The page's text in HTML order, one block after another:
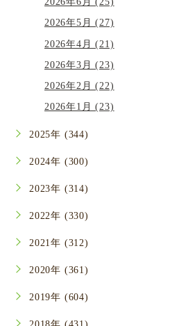
2026年5月 (27)
2026年4月 (21)
2026年3月 (23)
2026年2月 (22)
2026年1月 (23)
2025年 (344)
2024年 (300)
2023年 (314)
2022年 (330)
2021年 (312)
2020年 (361)
2019年 (604)